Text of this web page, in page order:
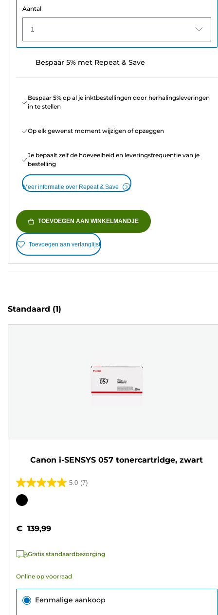
Aantal
1
Bespaar 5% met Repeat & Save
Bespaar 5% op al je inktbestellingen door herhalingsleveringen
in te stellen
Op elk gewenst moment wijzigen of opzeggen
Je bepaalt zelf de hoeveelheid en leveringsfrequentie van je
bestelling
Meer informatie over Repeat & Save
TOEVOEGEN AAN WINKELMANDJE
Toevoegen aan verlanglijst
Standaard (1)
Canon i-SENSYS 057 tonercartridge, zwart
5.0 (7)
5.0
van
sterren.
beoordelingen
Kleurencartridge
€ 139,99
Gratis standaardbezorging
Online op voorraad
Eenmalige aankoop